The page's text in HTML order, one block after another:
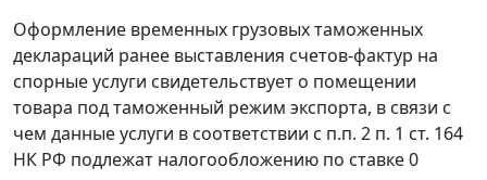
Оформление временных грузовых таможенных
деклараций ранее выставления счетов-фактур на
спорные услуги свидетельствует о помещении
товара под таможенный режим экспорта, в связи с
чем данные услуги в соответствии с п.п. 2 п. 1 ст. 164
НК РФ подлежат налогообложению по ставке 0